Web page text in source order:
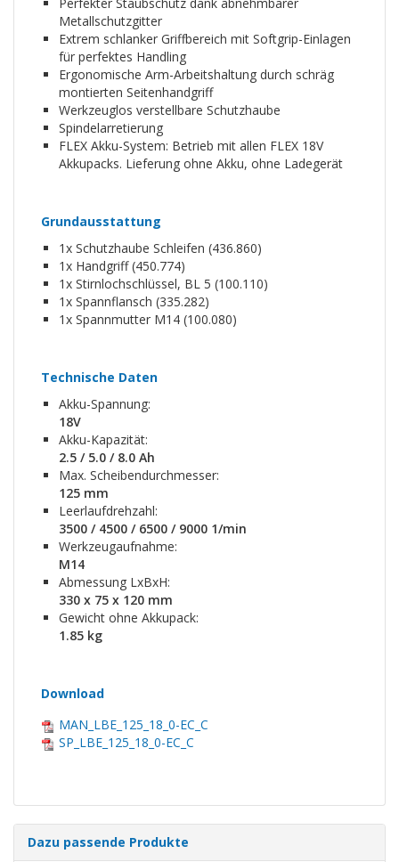
Metallschutzgitter
Extrem schlanker Griffbereich mit Softgrip-Einlagen
für perfektes Handling
Ergonomische Arm-Arbeitshaltung durch schräg
montierten Seitenhandgriff
Werkzeuglos verstellbare Schutzhaube
Spindelarretierung
FLEX Akku-System: Betrieb mit allen FLEX 18V
Akkupacks. Lieferung ohne Akku, ohne Ladegerät
Grundausstattung
1x Schutzhaube Schleifen (436.860)
1x Handgriff (450.774)
1x Stirnlochschlüssel, BL 5 (100.110)
1x Spannflansch (335.282)
1x Spannmutter M14 (100.080)
Technische Daten
Akku-Spannung:
18V
Akku-Kapazität:
2.5 / 5.0 / 8.0 Ah
Max. Scheibendurchmesser:
125 mm
Leerlaufdrehzahl:
3500 / 4500 / 6500 / 9000 1/min
Werkzeugaufnahme:
M14
Abmessung LxBxH:
330 x 75 x 120 mm
Gewicht ohne Akkupack:
1.85 kg
Download
MAN_LBE_125_18_0-EC_C
SP_LBE_125_18_0-EC_C
Dazu passende Produkte